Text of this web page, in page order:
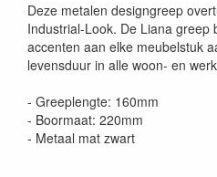
Deze metalen designgreep
Industrial-Look. De Liana greep
accenten aan elke meubelstuk
levensduur in alle woon- en
- Greeplengte: 160mm
- Boormaat: 220mm
- Metaal mat zwart